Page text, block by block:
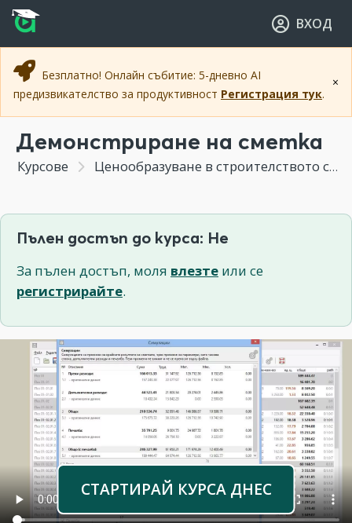
Прескочи към основното съдържание
Прескочи към навигацията
ВХОД
×
Безплатно! Онлайн събитие: 5-дневно AI
предизвикателство за продуктивност Регистрация тук.
Демонстриране на сметка
Курсове Ценообразуване в строителството с Project Estimator
Пълен достъп до курса: Не
За пълен достъп, моля влезте или се
регистрирайте.
СТАРТИРАЙ КУРСА ДНЕС